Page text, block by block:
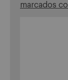
marcados